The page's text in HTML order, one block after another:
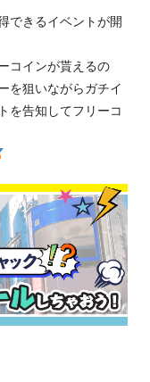
できるイベントが開
コインが貰えるの
を狙いながらガチイ
を告知してフリーコ